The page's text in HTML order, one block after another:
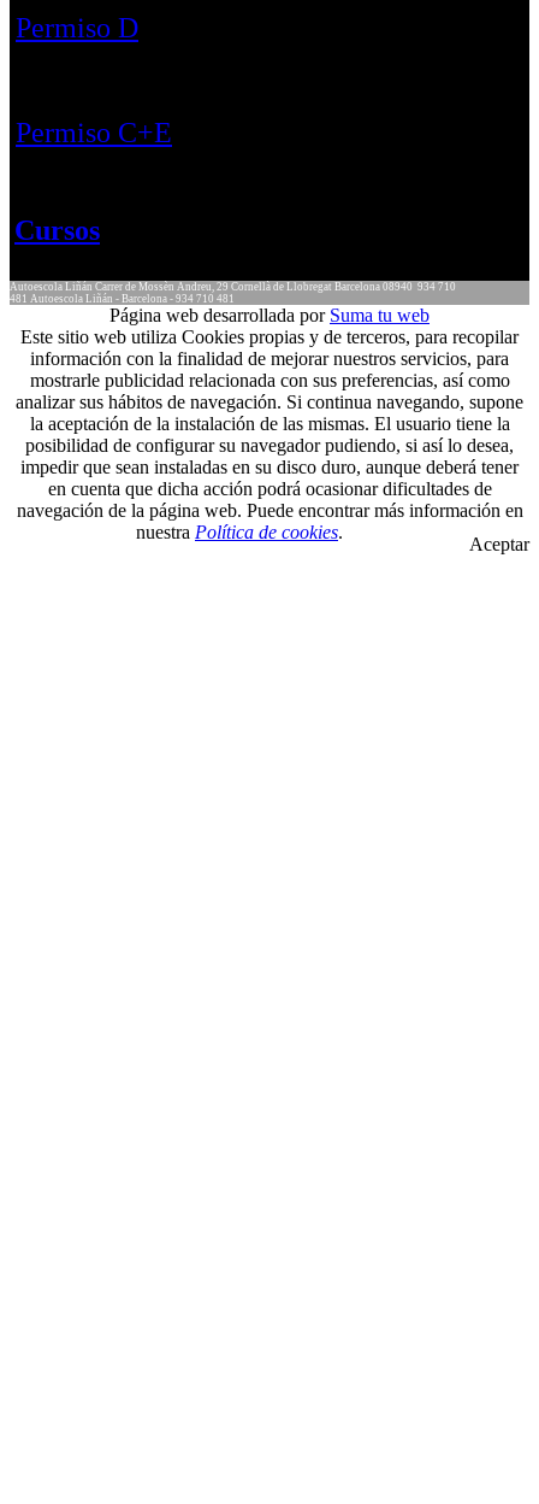
Permiso D
Permiso C+E
Cursos
Autoescola Liñán Carrer de Mossèn Andreu, 29 Cornellà de Llobregat Barcelona 08940 934 710
481 Autoescola Liñán - Barcelona - 934 710 481
Página web desarrollada por Suma tu web
Este sitio web utiliza Cookies propias y de terceros, para recopilar
información con la finalidad de mejorar nuestros servicios, para
mostrarle publicidad relacionada con sus preferencias, así como
analizar sus hábitos de navegación. Si continua navegando, supone
la aceptación de la instalación de las mismas. El usuario tiene la
posibilidad de configurar su navegador pudiendo, si así lo desea,
impedir que sean instaladas en su disco duro, aunque deberá tener
en cuenta que dicha acción podrá ocasionar dificultades de
navegación de la página web. Puede encontrar más información en
nuestra Política de cookies.
Aceptar